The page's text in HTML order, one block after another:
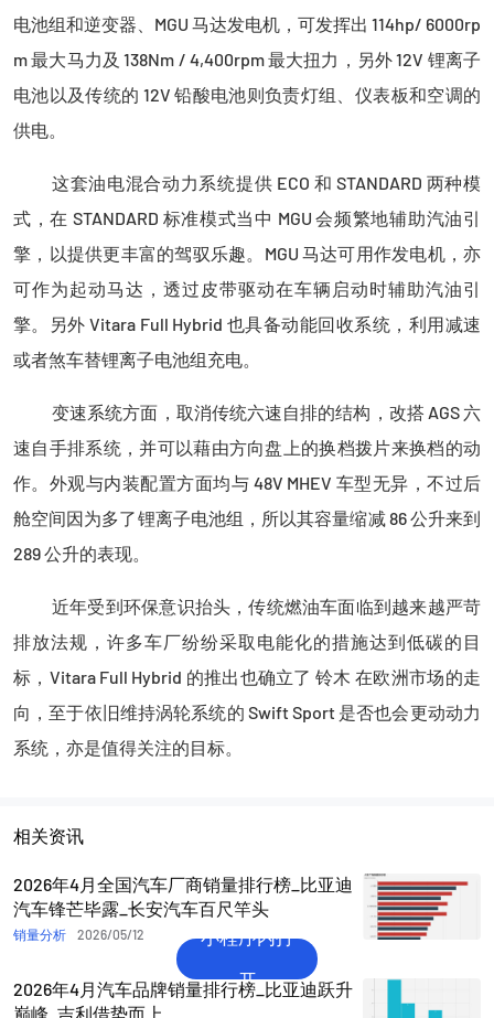
电池组和逆变器、MGU 马达发电机，可发挥出 114hp/ 6000rp
m 最大马力及 138Nm / 4,400rpm 最大扭力，另外 12V 锂离子
电池以及传统的 12V 铅酸电池则负责灯组、仪表板和空调的
供电。
这套油电混合动力系统提供 ECO 和 STANDARD 两种模
式，在 STANDARD 标准模式当中 MGU 会频繁地辅助汽油引
擎，以提供更丰富的驾驭乐趣。MGU 马达可用作发电机，亦
可作为起动马达，透过皮带驱动在车辆启动时辅助汽油引
擎。另外 Vitara Full Hybrid 也具备动能回收系统，利用减速
或者煞车替锂离子电池组充电。
变速系统方面，取消传统六速自排的结构，改搭 AGS 六
速自手排系统，并可以藉由方向盘上的换档拨片来换档的动
作。外观与内装配置方面均与 48V MHEV 车型无异，不过后
舱空间因为多了锂离子电池组，所以其容量缩减 86 公升来到
289 公升的表现。
近年受到环保意识抬头，传统燃油车面临到越来越严苛
排放法规，许多车厂纷纷采取电能化的措施达到低碳的目
标，Vitara Full Hybrid 的推出也确立了 铃木 在欧洲市场的走
向，至于依旧维持涡轮系统的 Swift Sport 是否也会更动动力
系统，亦是值得关注的目标。
相关资讯
2026年4月全国汽车厂商销量排行榜_比亚迪
汽车锋芒毕露_长安汽车百尺竿头
销量分析 2026/05/12
2026年4月汽车品牌销量排行榜_比亚迪跃升
巅峰_吉利借势而上
小程序内打
开